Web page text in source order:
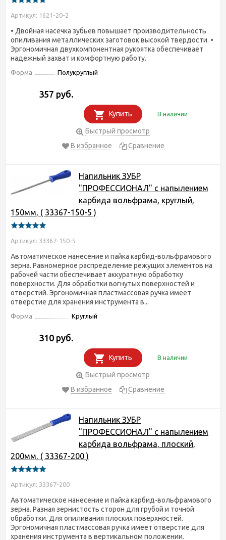
Артикул: 1621-20-2
• Двойная насечка зубьев повышает производительность
опиливания металлических заготовок высокой твердости. •
Эргономичная двухкомпонентная рукоятка обеспечивает
надежный захват и комфортную работу.
Форма Полукруглый
357 руб.
Купить В наличии
Быстрый просмотр
В избранное
Сравнение
Напильник ЗУБР
"ПРОФЕССИОНАЛ" с напылением
карбида вольфрама, круглый,
150мм, ( 33367-150-5 )
Артикул: 33367-150-5
Автоматическое нанесение и пайка карбид-вольфрамового
зерна. Равномерное распределение режущих элементов на
рабочей части обеспечивает аккуратную обработку
поверхности. Для обработки вогнутых поверхностей и
отверстий. Эргономичная пластмассовая ручка имеет
отверстие для хранения инструмента в...
Форма Круглый
310 руб.
Купить В наличии
Быстрый просмотр
В избранное
Сравнение
Напильник ЗУБР
"ПРОФЕССИОНАЛ" с напылением
карбида вольфрама, плоский,
200мм, ( 33367-200 )
Артикул: 33367-200
Автоматическое нанесение и пайка карбид-вольфрамового
зерна. Разная зернистость сторон для грубой и точной
обработки. Для опиливания плоских поверхностей.
Эргономичная пластмассовая ручка имеет отверстие для
хранения инструмента в вертикальном положении.